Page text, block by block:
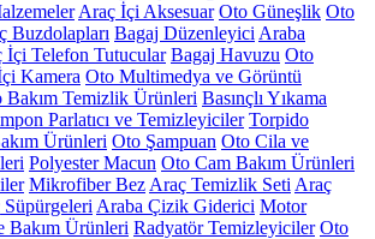
Araç İçi Aksesuar Oto Güneşlik Oto
Buzdolapları Bagaj Düzenleyici Araba
İçi Telefon Tutucular Bagaj Havuzu Oto
Kamera Oto Multimedya ve Görüntü
Bakım Temizlik Ürünleri Basınçlı Yıkama
Parlatıcı ve Temizleyiciler Torpido
Ürünleri Oto Şampuan Oto Cila ve
Polyester Macun Oto Cam Bakım Ürünleri
Mikrofiber Bez Araç Temizlik Seti Araç
Araba Çizik Giderici Motor
Bakım Ürünleri Radyatör Temizleyiciler Oto